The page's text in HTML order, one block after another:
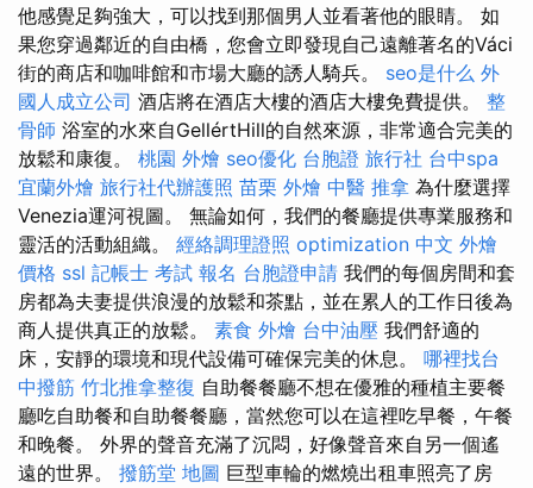
他感覺足夠強大，可以找到那個男人並看著他的眼睛。 如
果您穿過鄰近的自由橋，您會立即發現自己遠離著名的Váci
街的商店和咖啡館和市場大廳的誘人騎兵。 seo是什么 外
國人成立公司 酒店將在酒店大樓的酒店大樓免費提供。 整
骨師 浴室的水來自GellértHill的自然來源，非常適合完美的
放鬆和康復。 桃園 外燴 seo優化 台胞證 旅行社 台中spa
宜蘭外燴 旅行社代辦護照 苗栗 外燴 中醫 推拿 為什麼選擇
Venezia運河視圖。 無論如何，我們的餐廳提供專業服務和
靈活的活動組織。 經絡調理證照 optimization 中文 外燴
價格 ssl 記帳士 考試 報名 台胞證申請 我們的每個房間和套
房都為夫妻提供浪漫的放鬆和茶點，並在累人的工作日後為
商人提供真正的放鬆。 素食 外燴 台中油壓 我們舒適的
床，安靜的環境和現代設備可確保完美的休息。 哪裡找台
中撥筋 竹北推拿整復 自助餐餐廳不想在優雅的種植主要餐
廳吃自助餐和自助餐餐廳，當然您可以在這裡吃早餐，午餐
和晚餐。 外界的聲音充滿了沉悶，好像聲音來自另一個遙
遠的世界。 撥筋堂 地圖 巨型車輪的燃燒出租車照亮了房